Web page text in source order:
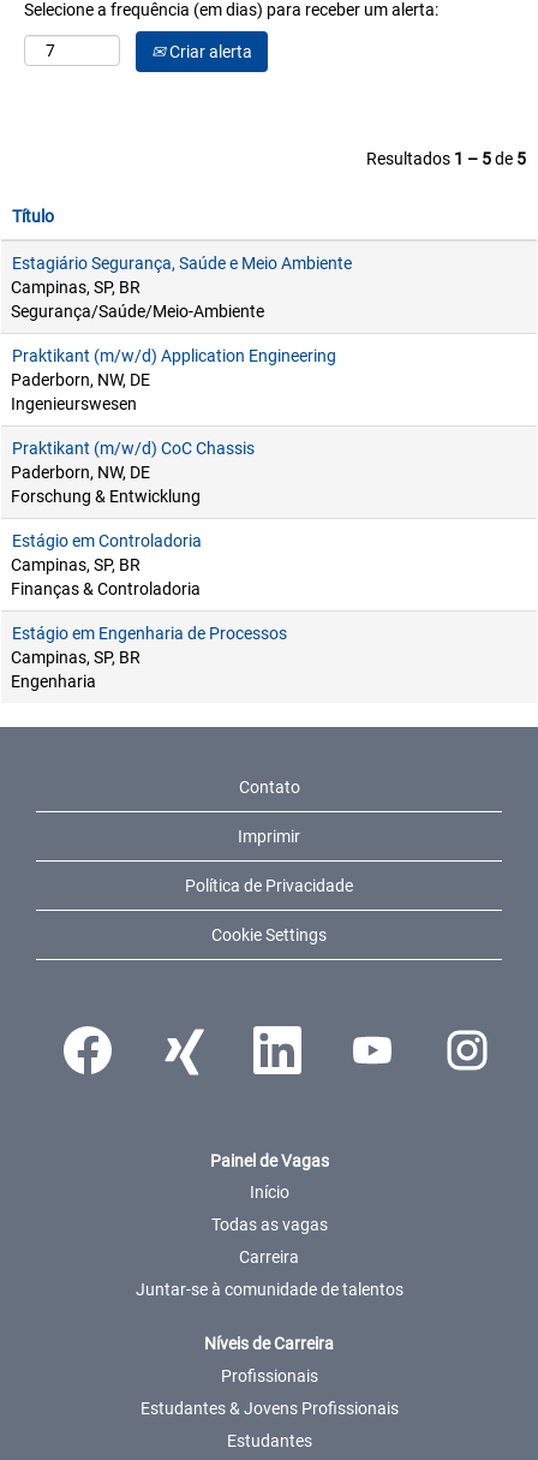
Selecione a frequência (em dias) para receber um alerta:
Criar alerta
Resultados 1 – 5de 5
Título
Estagiário Segurança, Saúde e Meio Ambiente
Campinas, SP, BR
Segurança/Saúde/Meio-Ambiente
Praktikant (m/w/d) Application Engineering
Paderborn, NW, DE
Ingenieurswesen
Praktikant (m/w/d) CoC Chassis
Paderborn, NW, DE
Forschung & Entwicklung
Estágio em Controladoria
Campinas, SP, BR
Finanças & Controladoria
Estágio em Engenharia de Processos
Campinas, SP, BR
Engenharia
Contato
Imprimir
Política de Privacidade
Cookie Settings
Abre num novo separador.
Abre num novo separador.Abre num novo separador.Abre num novo separador.
Abre num
Painel de Vagas
Início
Todas as vagas
Carreira
Juntar-se à comunidade de talentos
Níveis de Carreira
Profissionais
Estudantes & Jovens Profissionais
Estudantes